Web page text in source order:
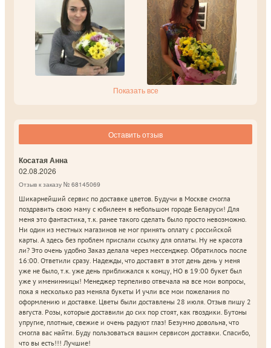
Показать все
Оставить отзыв
Косатая Анна
02.08.2026
Отзыв к заказу № 68145069
Шикарнейший сервис по доставке цветов. Будучи в Москве смогла
поздравить свою маму с юбилеем в небольшом городе Беларуси! Для
меня это фантастика, т.к. ранее такого сделать было просто невозможно.
Ни один из местных магазинов не мог принять оплату с российской
карты. А здесь без проблем прислали ссылку для оплаты. Ну не красота
ли? Это очень удобно Заказ делала через мессенджер. Обратилось после
16:00. Ответили сразу. Надежды, что доставят в этот день день у меня
уже не было, т.к. уже день приближался к концу, НО в 19:00 букет был
уже у именинницы! Менеджер терпеливо отвечала на все мои вопросы,
пока я несколько раз меняла букеты И учли все мои пожелания по
оформлению и доставке. Цветы были доставлены 28 июля. Отзыв пишу 2
августа. Розы, которые доставили до сих пор стоят, как гвоздики. Бутоны
упругие, плотные, свежие и очень радуют глаз! Безумно довольна, что
смогла вас найти. Буду пользоваться вашим сервисом доставки. Спасибо,
что вы есть!!! Лучшие!